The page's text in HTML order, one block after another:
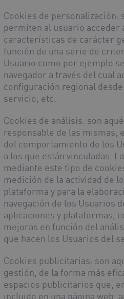
Cookies de personalización:
permiten al usuario acceder
características de carácter
función de una serie de
Usuario como por ejemplo
navegador a través del cual
configuración regional
servicio, etc.
Cookies de análisis: son
responsable de las mismas,
del comportamiento de los
a los que están vinculadas.
mediante este tipo de
medición de la actividad de
plataforma y para la
navegación de los Usuarios
aplicaciones y plataformas,
mejoras en función del
que hacen los Usuarios del
Cookies publicitarias: son
gestión, de la forma más
espacios publicitarios que,
incluido en una página web,